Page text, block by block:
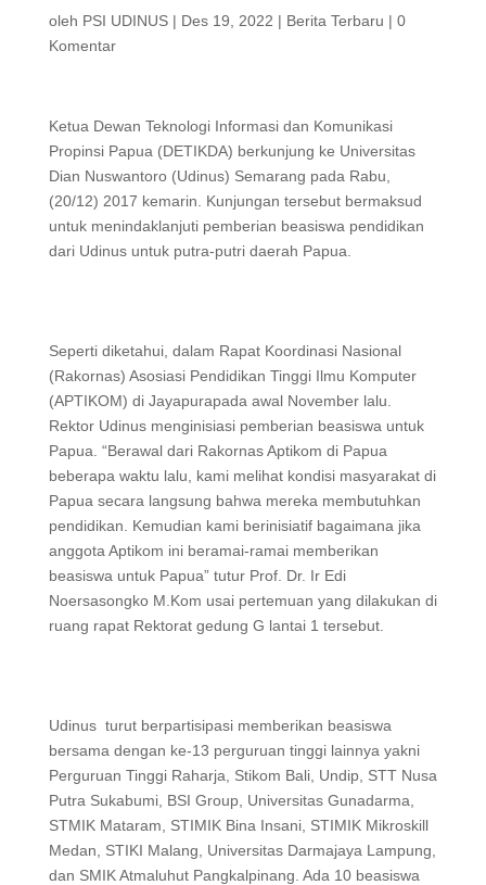
oleh PSI UDINUS| Des 19, 2022 | Berita Terbaru | 0
Komentar
Ketua Dewan Teknologi Informasi dan Komunikasi
Propinsi Papua (DETIKDA) berkunjung ke Universitas
Dian Nuswantoro (Udinus) Semarang pada Rabu,
(20/12) 2017 kemarin. Kunjungan tersebut bermaksud
untuk menindaklanjuti pemberian beasiswa pendidikan
dari Udinus untuk putra-putri daerah Papua.
Seperti diketahui, dalam Rapat Koordinasi Nasional
(Rakornas) Asosiasi Pendidikan Tinggi Ilmu Komputer
(APTIKOM) di Jayapurapada awal November lalu.
Rektor Udinus menginisiasi pemberian beasiswa untuk
Papua. “Berawal dari Rakornas Aptikom di Papua
beberapa waktu lalu, kami melihat kondisi masyarakat di
Papua secara langsung bahwa mereka membutuhkan
pendidikan. Kemudian kami berinisiatif bagaimana jika
anggota Aptikom ini beramai-ramai memberikan
beasiswa untuk Papua” tutur Prof. Dr. Ir Edi
Noersasongko M.Kom usai pertemuan yang dilakukan di
ruang rapat Rektorat gedung G lantai 1 tersebut.
Udinus turut berpartisipasi memberikan beasiswa
bersama dengan ke-13 perguruan tinggi lainnya yakni
Perguruan Tinggi Raharja, Stikom Bali, Undip, STT Nusa
Putra Sukabumi, BSI Group, Universitas Gunadarma,
STMIK Mataram, STIMIK Bina Insani, STIMIK Mikroskill
Medan, STIKI Malang, Universitas Darmajaya Lampung,
dan SMIK Atmaluhut Pangkalpinang. Ada 10 beasiswa